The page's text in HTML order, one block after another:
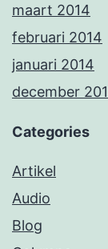
maart 2014
februari 2014
januari 2014
december
Categories
Artikel
Audio
Blog